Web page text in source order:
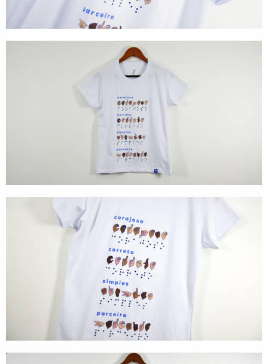
Sacolas
Cases
Produtos
Prontos para vestir
Carteiras
Tecnologia
Embalagem
Kits Especiais